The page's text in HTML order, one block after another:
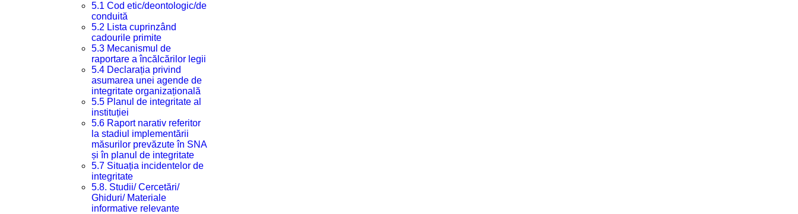
5.1 Cod etic/deontologic/de
conduită
5.2 Lista cuprinzând
cadourile primite
5.3 Mecanismul de
raportare a încălcărilor legii
5.4 Declarația privind
asumarea unei agende de
integritate organizațională
5.5 Planul de integritate al
instituției
5.6 Raport narativ referitor
la stadiul implementării
măsurilor prevăzute în SNA
și în planul de integritate
5.7 Situația incidentelor de
integritate
5.8. Studii/ Cercetări/
Ghiduri/ Materiale
informative relevante